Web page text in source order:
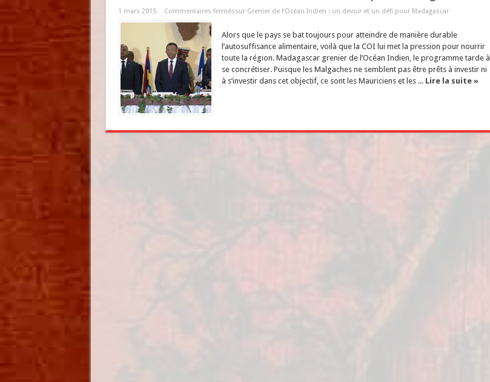
1 mars 2015 Commentaires ferméssur Grenier de l’Océan Indien : un devoir et un défi pour Madagascar
Alors que le pays se bat toujours pour atteindre de manière durable
l’autosuffisance alimentaire, voilà que la COI lui met la pression pour nourrir
toute la région. Madagascar grenier de l’Océan Indien, le programme tarde à
se concrétiser. Puisque les Malgaches ne semblent pas être prêts à investir ni
à s’investir dans cet objectif, ce sont les Mauriciens et les ... Lire la suite »